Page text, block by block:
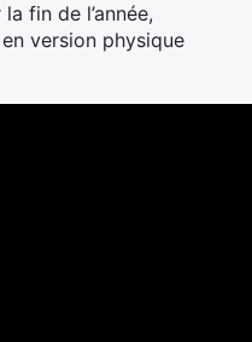
fin de l’année,
version physique